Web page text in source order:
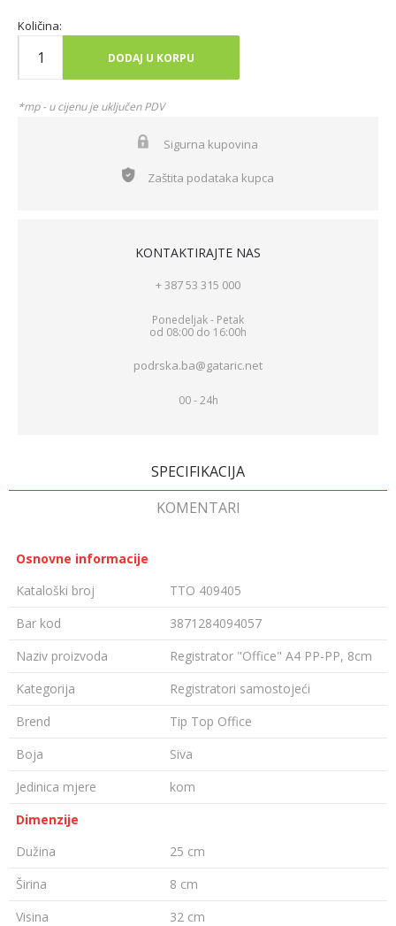
Količina:
DODAJ U KORPU
*mp - u cijenu je uključen PDV
Sigurna kupovina
Zaštita podataka kupca
KONTAKTIRAJTE NAS
+ 387 53 315 000
Ponedeljak - Petak
od 08:00 do 16:00h
podrska.ba@gataric.net
00 - 24h
SPECIFIKACIJA
KOMENTARI
Osnovne informacije
Kataloški broj
TTO 409405
Bar kod
3871284094057
Naziv proizvoda
Registrator "Office" A4 PP-PP, 8cm
Kategorija
Registratori samostojeći
Brend
Tip Top Office
Boja
Siva
Jedinica mjere
kom
Dimenzije
Dužina
25 cm
Širina
8 cm
Visina
32 cm